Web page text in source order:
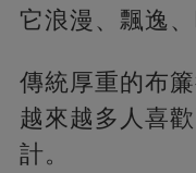
它浪漫、飄逸、
傳統厚重的布
越來越多人喜
計。